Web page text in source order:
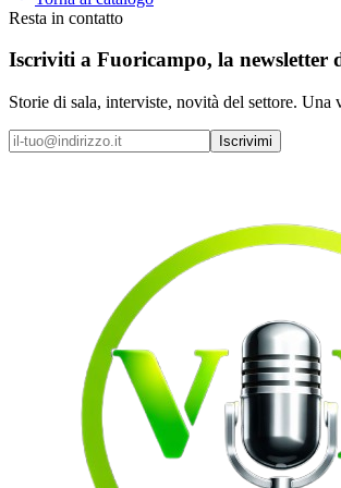
Resta in contatto
Iscriviti a Fuoricampo, la newsletter
Storie di sala, interviste, novità del settore. Una
Iscrivimi